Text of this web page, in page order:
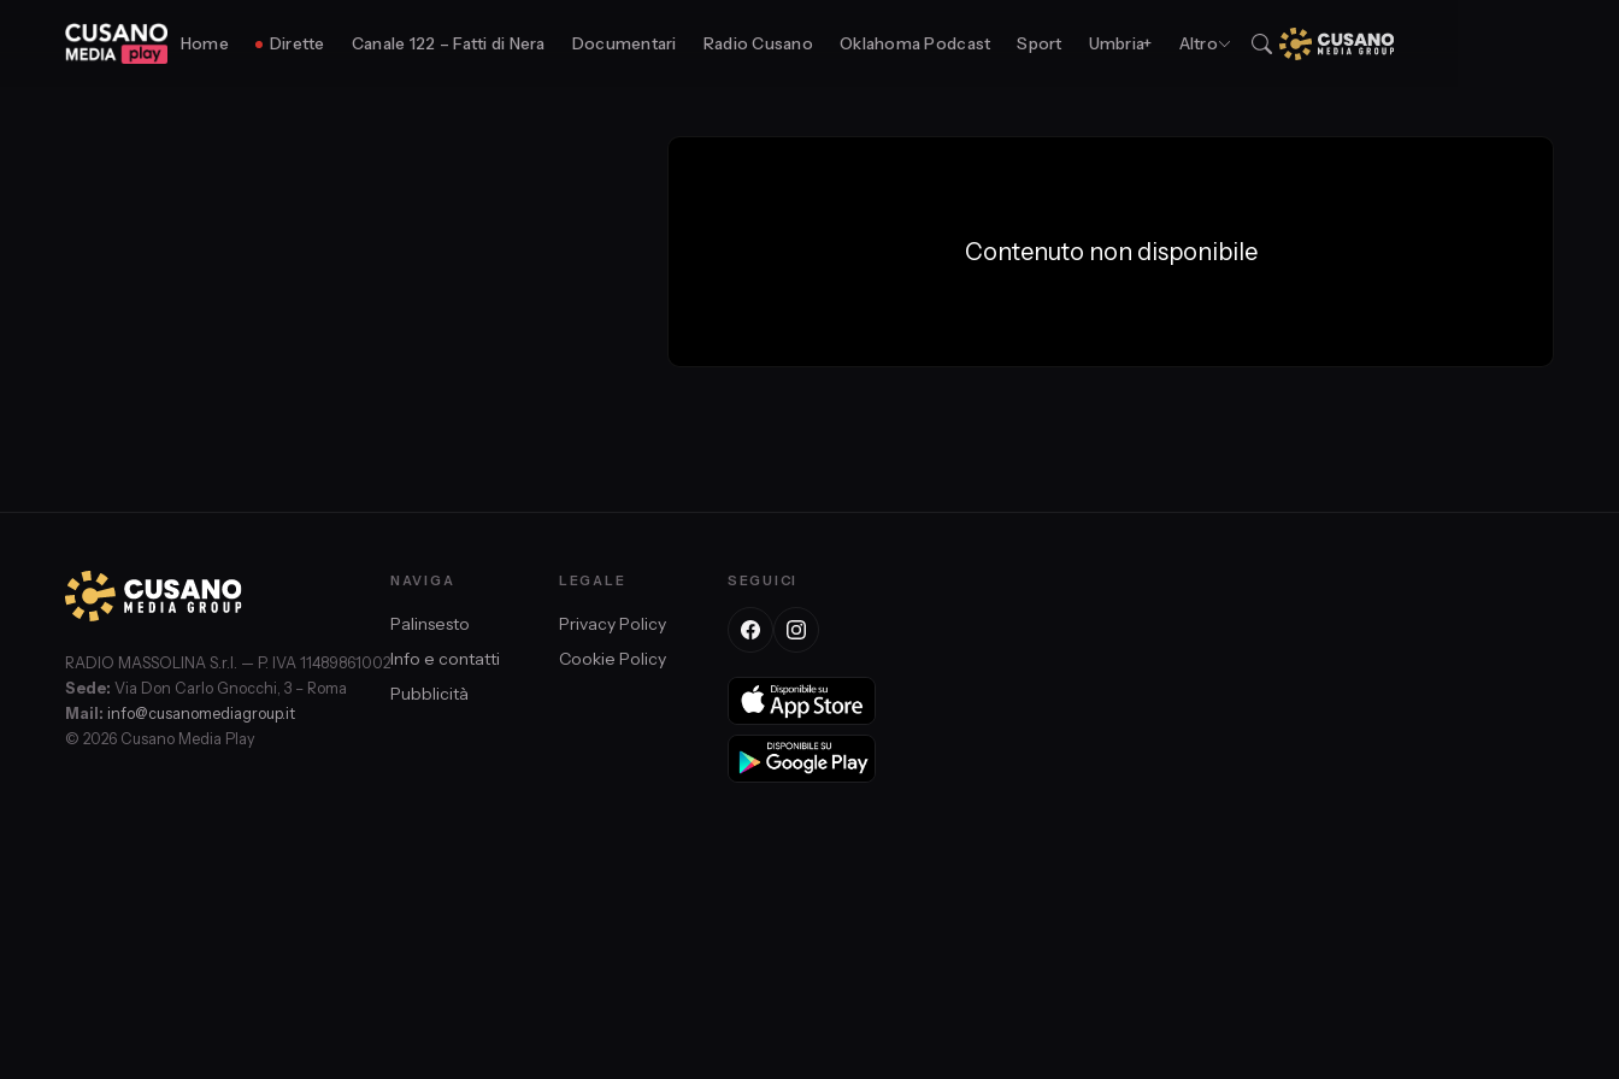
Home Dirette Canale 122 – Fatti di Nera Documentari Radio Cusano Oklahoma Podcast Sport Umbria+ Altro
Contenuto non disponibile
RADIO MASSOLINA S.r.l. — P. IVA 11489861002
Sede: Via Don Carlo Gnocchi, 3 – Roma
Mail: info@cusanomediagroup.it
© 2026 Cusano Media Play
NAVIGA
Palinsesto
Info e contatti
Pubblicità
LEGALE
Privacy Policy
Cookie Policy
SEGUICI